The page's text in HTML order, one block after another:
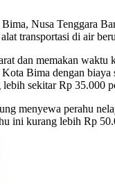
Nusa Tenggara
transportasi di air
dan memakan
Bima dengan
sekitar Rp 35.000
menyewa perahu
ini kurang lebih Rp